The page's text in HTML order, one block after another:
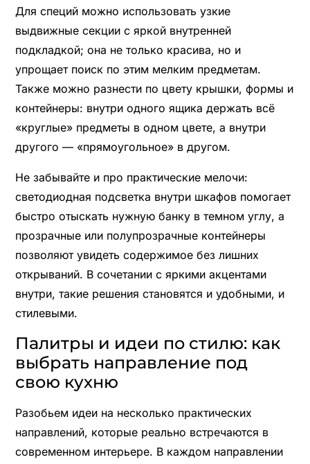
Для специй можно использовать узкие
выдвижные секции с яркой внутренней
подкладкой; она не только красива, но и
упрощает поиск по этим мелким предметам.
Также можно разнести по цвету крышки, формы и
контейнеры: внутри одного ящика держать всё
«круглые» предметы в одном цвете, а внутри
другого — «прямоугольное» в другом.
Не забывайте и про практические мелочи:
светодиодная подсветка внутри шкафов помогает
быстро отыскать нужную банку в темном углу, а
прозрачные или полупрозрачные контейнеры
позволяют увидеть содержимое без лишних
открываний. В сочетании с яркими акцентами
внутри, такие решения становятся и удобными, и
стилевыми.
Палитры и идеи по стилю: как
выбрать направление под
свою кухню
Разобьем идеи на несколько практических
направлений, которые реально встречаются в
современном интерьере. В каждом направлении